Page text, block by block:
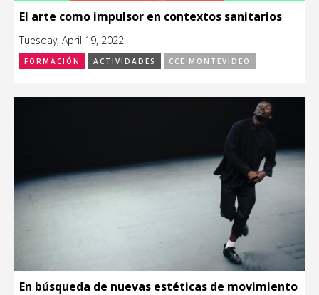
El arte como impulsor en contextos sanitarios
Tuesday, April 19, 2022.
FORMACIÓN ACTIVIDADES CCE MONTEVIDEO
En búsqueda de nuevas estéticas de movimiento